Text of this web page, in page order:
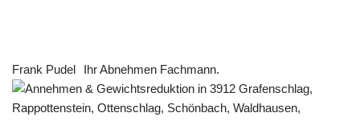
Frank Pudel Ihr Abnehmen Fachmann.